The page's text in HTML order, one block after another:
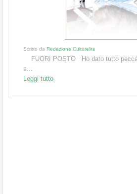
Scritto da Redazione Culturelite
FUORI POSTO Ho dato tutto
s...
Leggi tutto